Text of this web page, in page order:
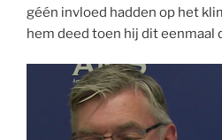
géén invloed hadden op het
hem deed toen hij dit eenmaal